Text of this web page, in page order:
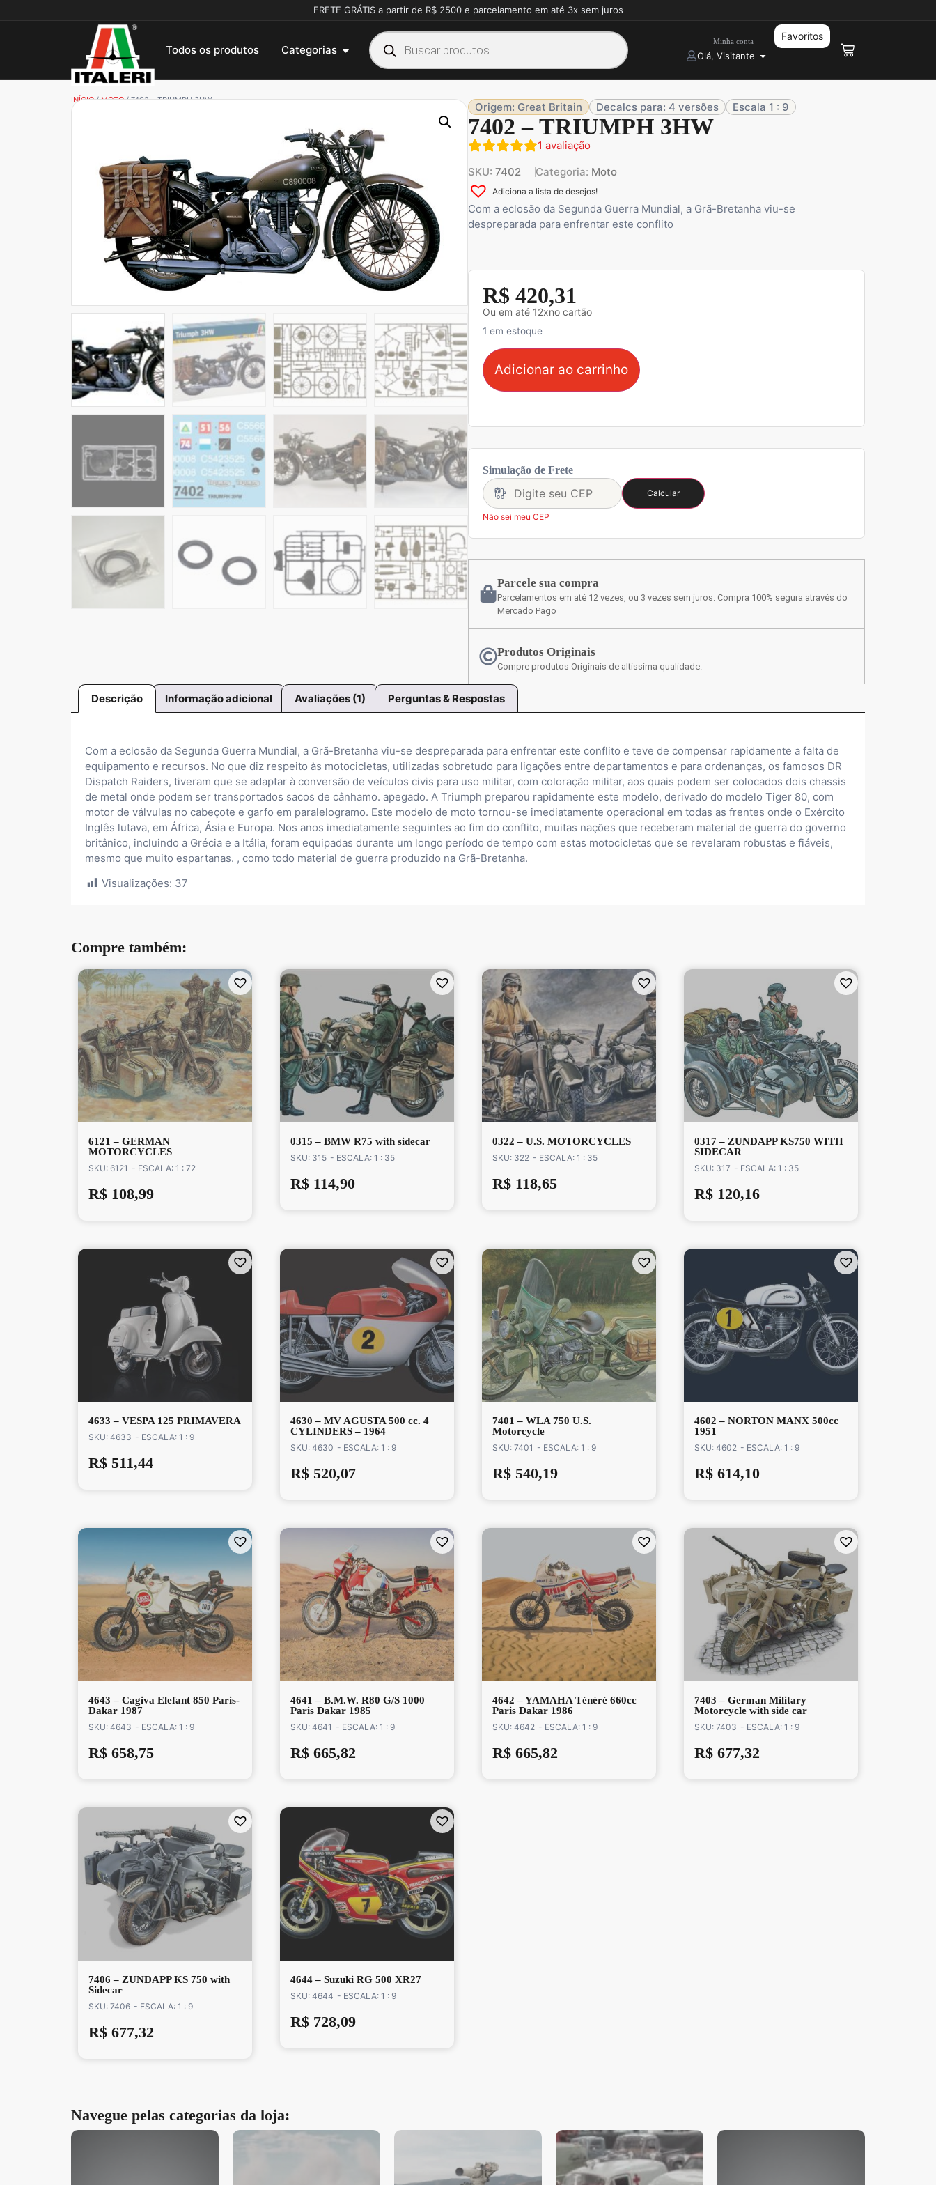
FRETE GRÁTIS a partir de R$ 2500 e parcelamento em até 3x sem juros
Todos os produtos Categorias
Minha conta
Olá, Visitante
Favoritos
INÍCIO/MOTO/ 7402 – TRIUMPH 3HW
Origem: Great Britain Decalcs para: 4 versões Escala 1 : 9
7402 – TRIUMPH 3HW
1 avaliação
SKU: 7402 Categoria: Moto
Adiciona a lista de desejos!
Com a eclosão da Segunda Guerra Mundial, a Grã-Bretanha viu-se
despreparada para enfrentar este conflito
R$ 420,31
Ou em até 12xno cartão
1 em estoque
Adicionar ao carrinho
Simulação de Frete
Calcular
Não sei meu CEP
Parcele sua compra
Parcelamentos em até 12 vezes, ou 3 vezes sem juros. Compra 100% segura através do
Mercado Pago
Produtos Originais
Compre produtos Originais de altíssima qualidade.
Descrição Informação adicional Avaliações (1) Perguntas & Respostas
Com a eclosão da Segunda Guerra Mundial, a Grã-Bretanha viu-se despreparada para enfrentar este conflito e teve de compensar rapidamente a falta de
equipamento e recursos. No que diz respeito às motocicletas, utilizadas sobretudo para ligações entre departamentos e para ordenanças, os famosos DR
Dispatch Raiders, tiveram que se adaptar à conversão de veículos civis para uso militar, com coloração militar, aos quais podem ser colocados dois chassis
de metal onde podem ser transportados sacos de cânhamo. apegado. A Triumph preparou rapidamente este modelo, derivado do modelo Tiger 80, com
motor de válvulas no cabeçote e garfo em paralelogramo. Este modelo de moto tornou-se imediatamente operacional em todas as frentes onde o Exército
Inglês lutava, em África, Ásia e Europa. Nos anos imediatamente seguintes ao fim do conflito, muitas nações que receberam material de guerra do governo
britânico, incluindo a Grécia e a Itália, foram equipadas durante um longo período de tempo com estas motocicletas que se revelaram robustas e fiáveis,
mesmo que muito espartanas. , como todo material de guerra produzido na Grã-Bretanha.
Visualizações: 37
Compre também:
6121 – GERMAN
MOTORCYCLES
SKU: 6121 - ESCALA: 1 : 72
R$ 108,99
0315 – BMW R75 with sidecar
SKU: 315 - ESCALA: 1 : 35
R$ 114,90
0322 – U.S. MOTORCYCLES
SKU: 322 - ESCALA: 1 : 35
R$ 118,65
0317 – ZUNDAPP KS750 WITH
SIDECAR
SKU: 317 - ESCALA: 1 : 35
R$ 120,16
4633 – VESPA 125 PRIMAVERA
SKU: 4633 - ESCALA: 1 : 9
R$ 511,44
4630 – MV AGUSTA 500 cc. 4
CYLINDERS – 1964
SKU: 4630 - ESCALA: 1 : 9
R$ 520,07
7401 – WLA 750 U.S.
Motorcycle
SKU: 7401 - ESCALA: 1 : 9
R$ 540,19
4602 – NORTON MANX 500cc
1951
SKU: 4602 - ESCALA: 1 : 9
R$ 614,10
4643 – Cagiva Elefant 850 Paris-
Dakar 1987
SKU: 4643 - ESCALA: 1 : 9
R$ 658,75
4641 – B.M.W. R80 G/S 1000
Paris Dakar 1985
SKU: 4641 - ESCALA: 1 : 9
R$ 665,82
4642 – YAMAHA Ténéré 660cc
Paris Dakar 1986
SKU: 4642 - ESCALA: 1 : 9
R$ 665,82
7403 – German Military
Motorcycle with side car
SKU: 7403 - ESCALA: 1 : 9
R$ 677,32
7406 – ZUNDAPP KS 750 with
Sidecar
SKU: 7406 - ESCALA: 1 : 9
R$ 677,32
4644 – Suzuki RG 500 XR27
SKU: 4644 - ESCALA: 1 : 9
R$ 728,09
Navegue pelas categorias da loja: